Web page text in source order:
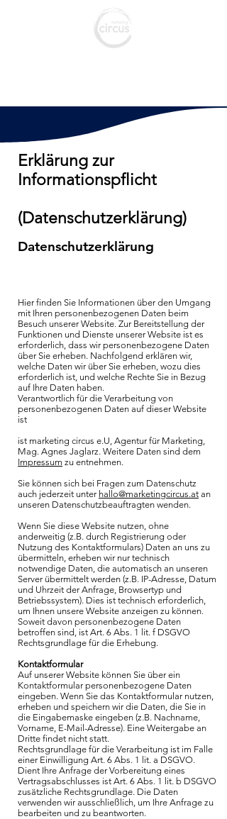
Erklärung zur
Informationspflicht
(Datenschutzerklärung)
Datenschutzerklärung
Hier finden Sie Informationen über den Umgang
mit Ihren personenbezogenen Daten beim
Besuch unserer Website. Zur Bereitstellung der
Funktionen und Dienste unserer Website ist es
erforderlich, dass wir personenbezogene Daten
über Sie erheben. Nachfolgend erklären wir,
welche Daten wir über Sie erheben, wozu dies
erforderlich ist, und welche Rechte Sie in Bezug
auf Ihre Daten haben.
Verantwortlich für die Verarbeitung von
personenbezogenen Daten auf dieser Website
ist
ist marketing circus e.U, Agentur für Marketing,
Mag. Agnes Jaglarz. Weitere Daten sind dem
Impressum zu entnehmen.
Sie können sich bei Fragen zum Datenschutz
auch jederzeit unter hallo@marketingcircus.at an
unseren Datenschutzbeauftragten wenden.
Wenn Sie diese Website nutzen, ohne
anderweitig (z.B. durch Registrierung oder
Nutzung des Kontaktformulars) Daten an uns zu
übermitteln, erheben wir nur technisch
notwendige Daten, die automatisch an unseren
Server übermittelt werden (z.B. IP-Adresse, Datum
und Uhrzeit der Anfrage, Browsertyp und
Betriebssystem). Dies ist technisch erforderlich,
um Ihnen unsere Website anzeigen zu können.
Soweit davon personenbezogene Daten
betroffen sind, ist Art. 6 Abs. 1 lit. f DSGVO
Rechtsgrundlage für die Erhebung.
Kontaktformular
Auf unserer Website können Sie über ein
Kontaktformular personenbezogene Daten
eingeben. Wenn Sie das Kontaktformular nutzen,
erheben und speichern wir die Daten, die Sie in
die Eingabemaske eingeben (z.B. Nachname,
Vorname, E-Mail-Adresse). Eine Weitergabe an
Dritte findet nicht statt.
Rechtsgrundlage für die Verarbeitung ist im Falle
einer Einwilligung Art. 6 Abs. 1 lit. a DSGVO.
Dient Ihre Anfrage der Vorbereitung eines
Vertragsabschlusses ist Art. 6 Abs. 1 lit. b DSGVO
zusätzliche Rechtsgrundlage. Die Daten
verwenden wir ausschließlich, um Ihre Anfrage zu
bearbeiten und zu beantworten.